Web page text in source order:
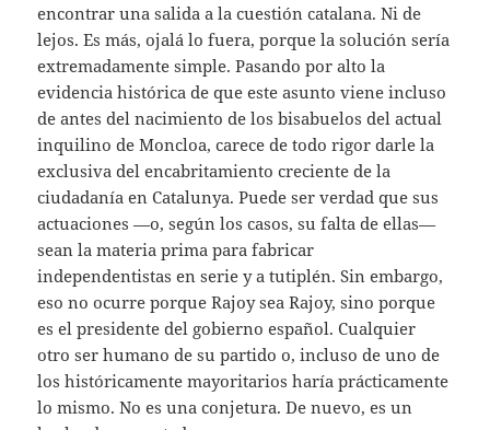
encontrar una salida a la cuestión catalana. Ni de
lejos. Es más, ojalá lo fuera, porque la solución sería
extremadamente simple. Pasando por alto la
evidencia histórica de que este asunto viene incluso
de antes del nacimiento de los bisabuelos del actual
inquilino de Moncloa, carece de todo rigor darle la
exclusiva del encabritamiento creciente de la
ciudadanía en Catalunya. Puede ser verdad que sus
actuaciones —o, según los casos, su falta de ellas—
sean la materia prima para fabricar
independentistas en serie y a tutiplén. Sin embargo,
eso no ocurre porque Rajoy sea Rajoy, sino porque
es el presidente del gobierno español. Cualquier
otro ser humano de su partido o, incluso de uno de
los históricamente mayoritarios haría prácticamente
lo mismo. No es una conjetura. De nuevo, es un